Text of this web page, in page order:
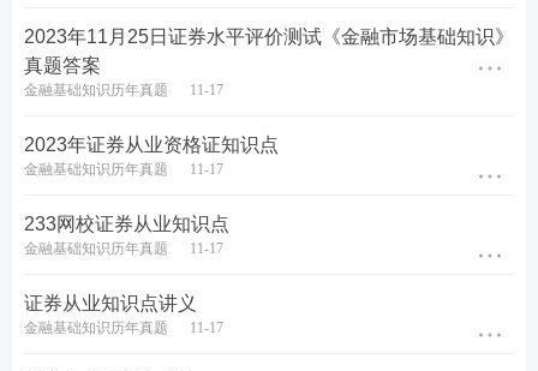
233网校app上包含各个科目的视频教学，以录播+直
同时不同阶段，会分配有不同的学习任务，这样考生
2023年11月25日证券水平评价测试《金融市场基础知识》
真题答案
金融基础知识历年真题 11-17
2023年证券从业资格证知识点
金融基础知识历年真题 11-17
233网校证券从业知识点
金融基础知识历年真题 11-17
证券从业知识点讲义
金融基础知识历年真题 11-17